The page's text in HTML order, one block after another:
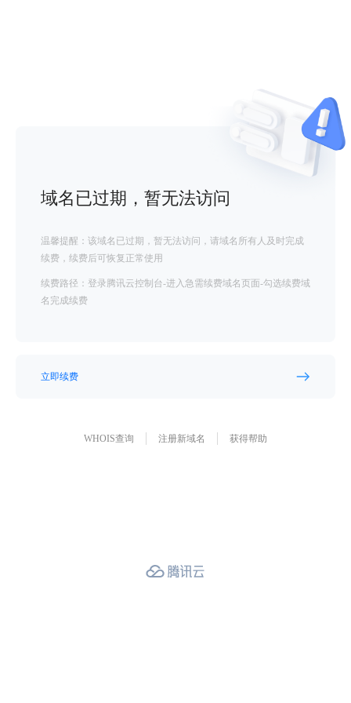
域名已过期，暂无法访问
温馨提醒：该域名已过期，暂无法访问，请域名所有人及时完成
续费，续费后可恢复正常使用
续费路径：登录腾讯云控制台-进入急需续费域名页面-勾选续费域
名完成续费
立即续费
WHOIS查询 注册新域名 获得帮助